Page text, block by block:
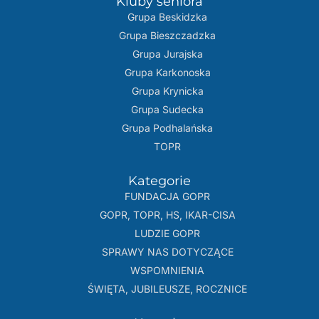
Grupa Beskidzka​
Grupa Bieszczadzka
Grupa Jurajska
Grupa Karkonoska
Grupa Krynicka
Grupa Sudecka
Grupa Podhalańska
TOPR
Kategorie
FUNDACJA GOPR
GOPR, TOPR, HS, IKAR-CISA
LUDZIE GOPR
SPRAWY NAS DOTYCZĄCE
WSPOMNIENIA
ŚWIĘTA, JUBILEUSZE, ROCZNICE